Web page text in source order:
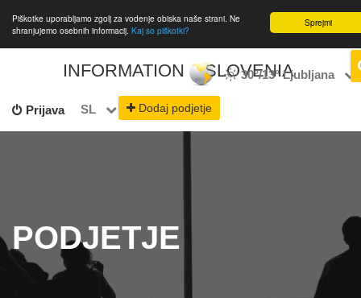
Sprejmi
Piškotke uporabljamo zgolj za vodenje obiska naše strani. Ne
shranjujemo osebnih informacij. Kaj so piškotki?
Prijava
INFORMATION SLOVENIA
SL Dodaj podjetje
30°/13° Ljubljana
PODJETJE